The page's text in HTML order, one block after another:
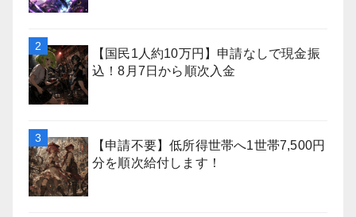
【国民1人約10万円】申請なしで現金振
込！8月7日から順次入金
【申請不要】低所得世帯へ1世帯7,500円
分を順次給付します！